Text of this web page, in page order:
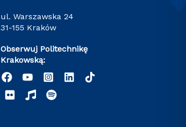
ul. Warszawska 24
31-155 Kraków
Obserwuj Politechnikę
Krakowską: